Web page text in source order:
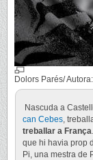
Dolors Parés/
Nascuda a
can Cebes ,
treballar a França
que hi havia prop
Pi, una mestra de